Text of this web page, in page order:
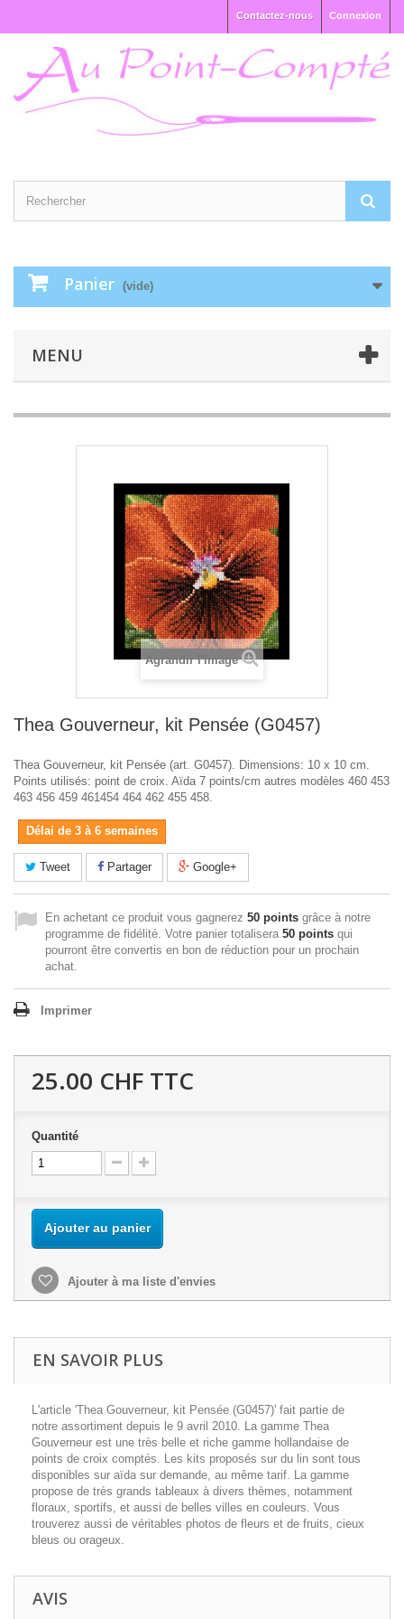
Connexion
Contactez-nous
Panier (vide)
MENU
Agrandir l'image
Thea Gouverneur, kit Pensée (G0457)
Thea Gouverneur, kit Pensée (art. G0457). Dimensions: 10 x 10 cm.
Points utilisés: point de croix. Aïda 7 points/cm autres modèles 460 453
463 456 459 461454 464 462 455 458.
Délai de 3 à 6 semaines
Tweet Partager Google+
En achetant ce produit vous gagnerez 50 points grâce à notre
programme de fidélité. Votre panier totalisera 50 points qui
pourront être convertis en bon de réduction pour un prochain
achat.
Imprimer
25.00 CHF TTC
Quantité
Ajouter au panier
Ajouter à ma liste d'envies
EN SAVOIR PLUS
L'article 'Thea Gouverneur, kit Pensée (G0457)' fait partie de
notre assortiment depuis le 9 avril 2010. La gamme Thea
Gouverneur est une très belle et riche gamme hollandaise de
points de croix comptés. Les kits proposés sur du lin sont tous
disponibles sur aïda sur demande, au même tarif. La gamme
propose de très grands tableaux à divers thèmes, notamment
floraux, sportifs, et aussi de belles villes en couleurs. Vous
trouverez aussi de véritables photos de fleurs et de fruits, cieux
bleus ou orageux.
AVIS